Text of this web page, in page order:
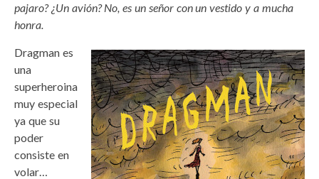
pajaro? ¿Un avión? No, es un señor con un vestido y a mucha
honra.
Dragman es
una
superheroina
muy especial
ya que su
poder
consiste en
volar…